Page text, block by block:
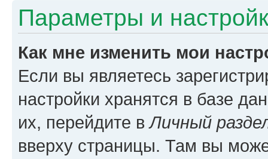
Параметры и
Как мне изменить мои
Если вы являетесь
настройки хранятся в базе
их, перейдите вЛичный
вверху страницы. Там вы